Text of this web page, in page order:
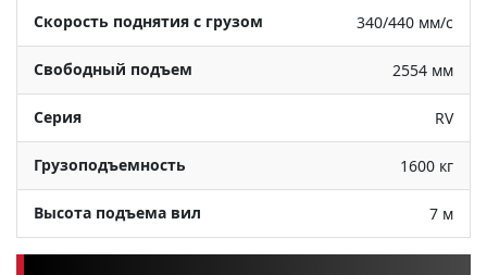
Скорость поднятия с грузом 340/440 мм/с
Свободный подъем 2554 мм
Серия RV
Грузоподъемность 1600 кг
Высота подъема вил 7 м